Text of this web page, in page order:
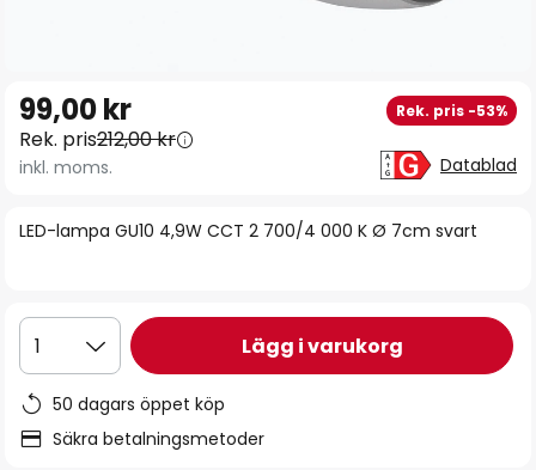
till
början
av
LED-lampa GU10 4,9W CCT 2 700/4 000 K Ø 7cm svart
99,00 kr Rek. pris -53%
Rek. pris212,00 kr
inkl. moms. Datablad
1 Lägg i varukorg
50 dagars öppet köp
Säkra betalningsmetoder